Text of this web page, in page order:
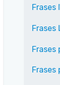
Frases
Frases
Frases
Frases